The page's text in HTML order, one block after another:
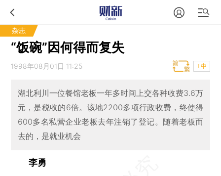
杂志
“饭碗”因何得而复失
1998年08月01日 11:25 T中
湖北利川一位餐馆老板一年多时间上交各种收费3.6万
元，是税收的6倍。该地2200多项行政收费，终使得
600多名私营企业老板去年注销了登记。随着老板而
去的，是就业机会
李勇